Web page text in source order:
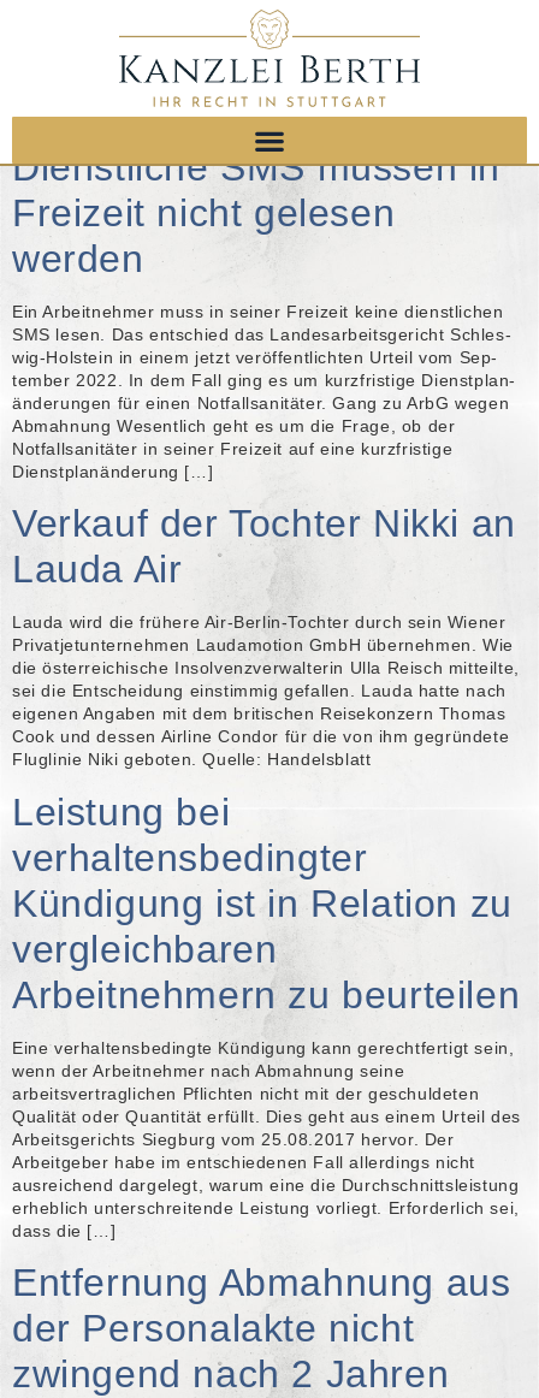
Kategorie:
Abmahnung
Dienstliche SMS müssen in
Freizeit nicht gelesen
werden
Ein Ar­beit­neh­mer muss in sei­ner Frei­zeit keine dienst­li­chen
SMS lesen. Das ent­schied das Lan­des­ar­beits­ge­richt Schles­
wig-Hol­stein in einem jetzt ver­öf­fent­lich­ten Ur­teil vom Sep­
tem­ber 2022. In dem Fall ging es um kurz­fris­ti­ge Dienst­plan­
än­de­run­gen für einen Not­fall­sa­ni­tä­ter. Gang zu ArbG wegen
Abmahnung Wesentlich geht es um die Frage, ob der
Notfallsanitäter in seiner Freizeit auf eine kurzfristige
Dienstplanänderung […]
Verkauf der Tochter Nikki an
Lauda Air
Lauda wird die frühere Air-Berlin-Tochter durch sein Wiener
Privatjetunternehmen Laudamotion GmbH übernehmen. Wie
die österreichische Insolvenzverwalterin Ulla Reisch mitteilte,
sei die Entscheidung einstimmig gefallen. Lauda hatte nach
eigenen Angaben mit dem britischen Reisekonzern Thomas
Cook und dessen Airline Condor für die von ihm gegründete
Fluglinie Niki geboten. Quelle: Handelsblatt
Leistung bei
verhaltensbedingter
Kündigung ist in Relation zu
vergleichbaren
Arbeitnehmern zu beurteilen
Eine verhaltensbedingte Kündigung kann gerechtfertigt sein,
wenn der Arbeitnehmer nach Abmahnung seine
arbeitsvertraglichen Pflichten nicht mit der geschuldeten
Qualität oder Quantität erfüllt. Dies geht aus einem Urteil des
Arbeitsgerichts Siegburg vom 25.08.2017 hervor. Der
Arbeitgeber habe im entschiedenen Fall allerdings nicht
ausreichend dargelegt, warum eine die Durchschnittsleistung
erheblich unterschreitende Leistung vorliegt. Erforderlich sei,
dass die […]
Entfernung Abmahnung aus
der Personalakte nicht
zwingend nach 2 Jahren